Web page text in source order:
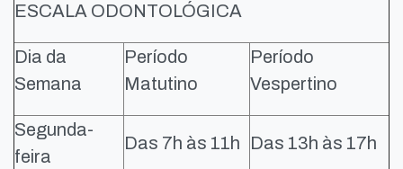
ESCALA ODONTOLÓGICA
Dia da
Semana
Período
Matutino
Período
Vespertino
Segunda-
feira
Das 7h às 11h Das 13h às 17h